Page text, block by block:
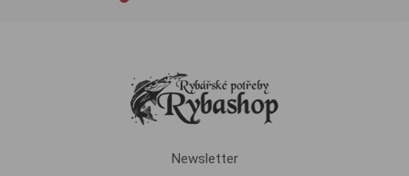
Newsletter